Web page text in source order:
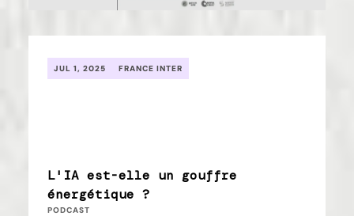
JUL 1, 2025 FRANCE INTER
L'IA est-elle un gouffre
énergétique ?
PODCAST